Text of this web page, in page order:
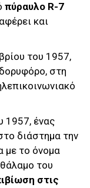
πύραυλο R-7
και
του 1957,
στη
1957, ένας
διάστημα την
με το όνομα
του
στις